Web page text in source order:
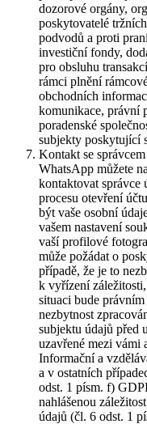
dozorové orgány,
poskytovatelé
podvodů a proti
investiční fondy,
pro obsluhu
rámci plnění
obchodních
komunikace, právní
poradenské
subjekty poskytující
Kontakt se
WhatsApp můžete
kontaktovat správce
procesu otevření
být vaše osobní
vašem nastavení
vaší profilové
může požádat o
případě, že je to
k vyřízení
situaci bude
nezbytnost
subjektu údajů před
uzavřené mezi vámi
Informační a
a v ostatních
odst. 1 písm. f)
nahlášenou
údajů (čl. 6 odst. 1